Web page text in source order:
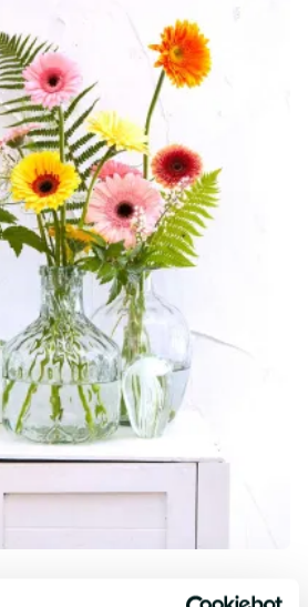
geliefd! Mini Gerbera's brengen